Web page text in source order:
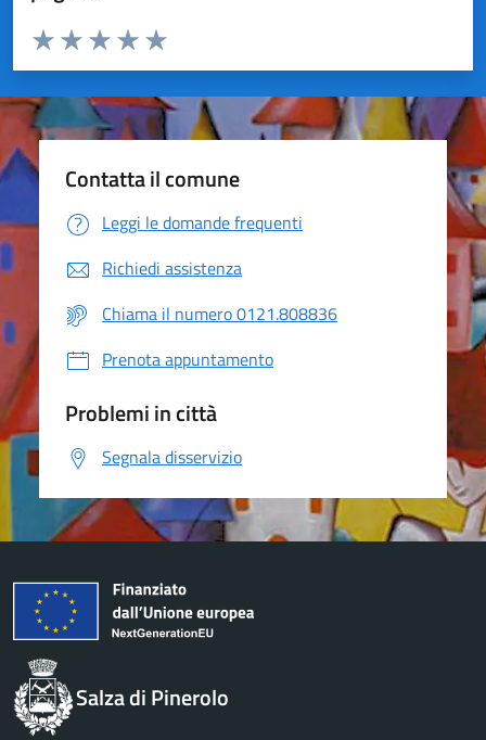
Valuta da 1 a 5 stelle la pagina
Valuta 5 stelle su 5
Valuta 4 stelle su 5
Valuta 3 stelle su 5
Valuta 2 stelle su 5
Valuta 1 stelle su 5
Contatta il comune
Leggi le domande frequenti
Richiedi assistenza
Chiama il numero 0121.808836
Prenota appuntamento
Problemi in città
Segnala disservizio
Salza di Pinerolo